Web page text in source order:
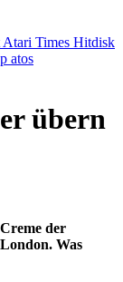
Atari Times Hitdisk
atos
übern
der
Was